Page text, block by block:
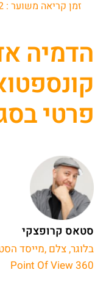
זמן קריאה משוער :
הדמיה
פרטי
סטאס קרופצקי
בלוגר, צלם ,מייסד
Point Of View 360